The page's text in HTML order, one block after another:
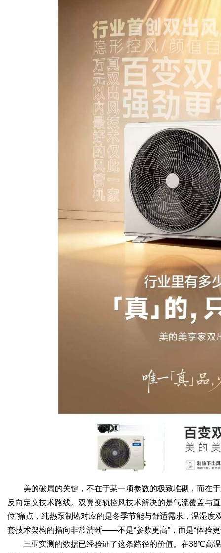
美的破局的关键，不在于某一项参数的极致堆砌，而在
反向定义技术路线。双翼变轨控风技术解决的是气流覆盖与
位”痛点，纯热泵制热对应的是冬季节能与舒适需求，温湿
套技术架构的指向非常清晰——不是“参数更高”，而是“体验更
三亚实测的数据已经验证了这条路径的价值。在38℃高